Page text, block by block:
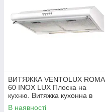
ВИТЯЖКА VENTOLUX ROMA
60 INOX LUX Плоска на
кухню. Витяжка кухонна в
Україні. *ЗНИЖКА В ОПИСІ.
В наявності